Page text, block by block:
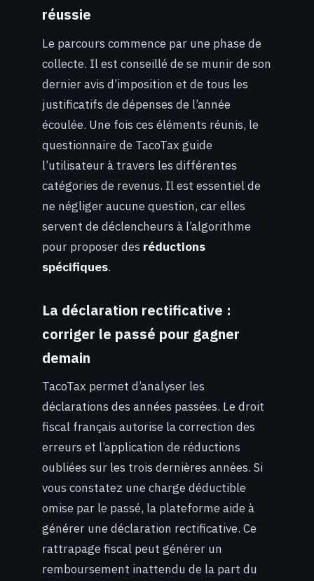
réussie
Le parcours commence par une phase de
collecte. Il est conseillé de se munir de son
dernier avis d’imposition et de tous les
justificatifs de dépenses de l’année
écoulée. Une fois ces éléments réunis, le
questionnaire de TacoTax guide
l’utilisateur à travers les différentes
catégories de revenus. Il est essentiel de
ne négliger aucune question, car elles
servent de déclencheurs à l’algorithme
pour proposer des réductions
spécifiques.
La déclaration rectificative :
corriger le passé pour gagner
demain
TacoTax permet d’analyser les
déclarations des années passées. Le droit
fiscal français autorise la correction des
erreurs et l’application de réductions
oubliées sur les trois dernières années. Si
vous constatez une charge déductible
omise par le passé, la plateforme aide à
générer une déclaration rectificative. Ce
rattrapage fiscal peut générer un
remboursement inattendu de la part du